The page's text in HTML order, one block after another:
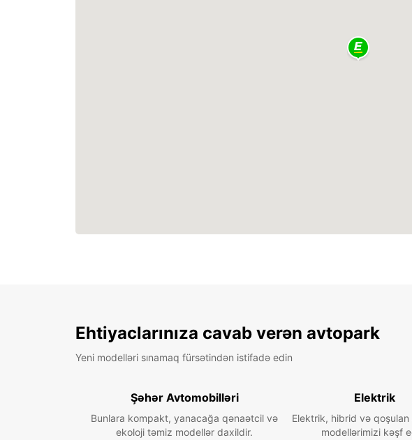
Ehtiyaclarınıza cavab verən avtopark
Yeni modelləri sınamaq fürsətindən istifadə edin
Şəhər Avtomobilləri
Bunlara kompakt, yanacağa qənaətcil və
ekoloji təmiz modellər daxildir.
Elektrik
Elektrik, hibrid və
modellərimizi kəşf